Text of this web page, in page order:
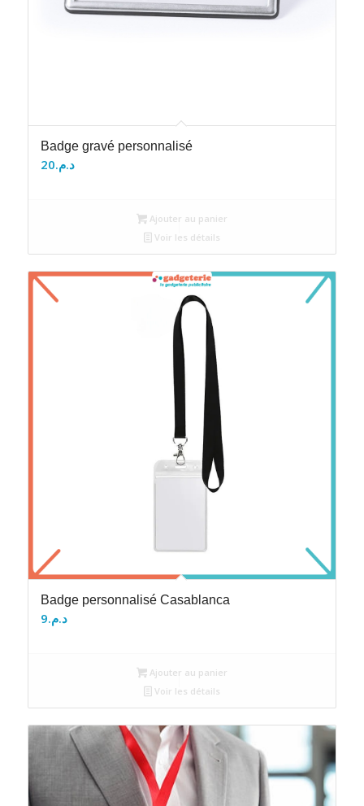
Badge gravé personnalisé
د.م.20
Ajouter au panier
Voir les détails
Badge personnalisé Casablanca
د.م.9
Ajouter au panier
Voir les détails